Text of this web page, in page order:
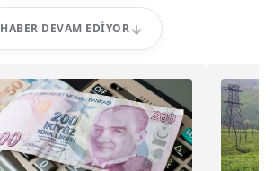
HABER DEVAM EDIYOR